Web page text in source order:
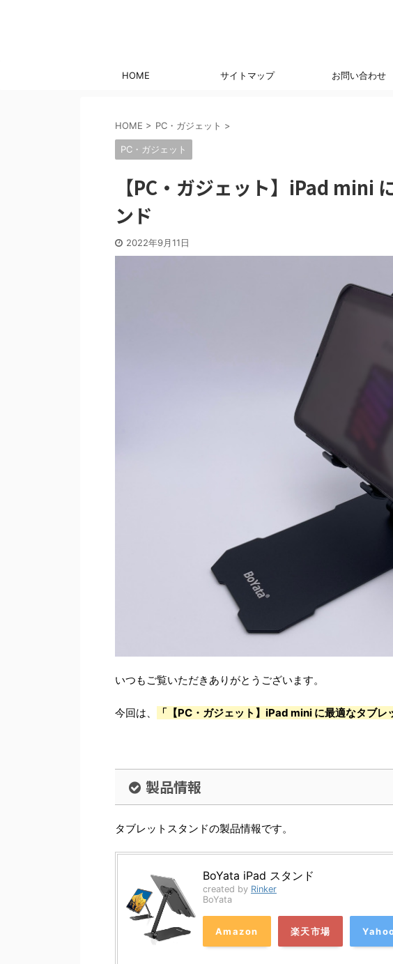
HOME サイトマップ お問い合わせ
HOME > PC・ガジェット >
PC・ガジェット
【PC・ガジェット】iPad mini
ンド
2022年9月11日
いつもご覧いただきありがとうございます。
今回は、 「【PC・ガジェット】iPad mini に最適なタブレ
製品情報
タブレットスタンドの製品情報です。
BoYata iPad スタンド
created by Rinker
BoYata
Amazon 楽天市場